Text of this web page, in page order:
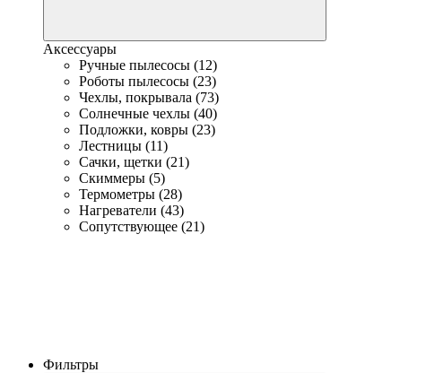
Аксессуары
Ручные пылесосы (12)
Роботы пылесосы (23)
Чехлы, покрывала (73)
Солнечные чехлы (40)
Подложки, ковры (23)
Лестницы (11)
Сачки, щетки (21)
Скиммеры (5)
Термометры (28)
Нагреватели (43)
Сопутствующее (21)
Фильтры